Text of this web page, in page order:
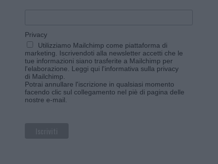
Privacy
Utilizziamo Mailchimp come piattaforma di
marketing. Iscrivendoti alla newsletter accetti che le
tue informazioni siano trasferite a Mailchimp per
l'elaborazione. Leggi qui l'informativa sulla privacy
di Mailchimp
Potrai annullare l'iscrizione in qualsiasi momento
facendo clic sul collegamento nel piè di pagina delle
nostre e-mail.